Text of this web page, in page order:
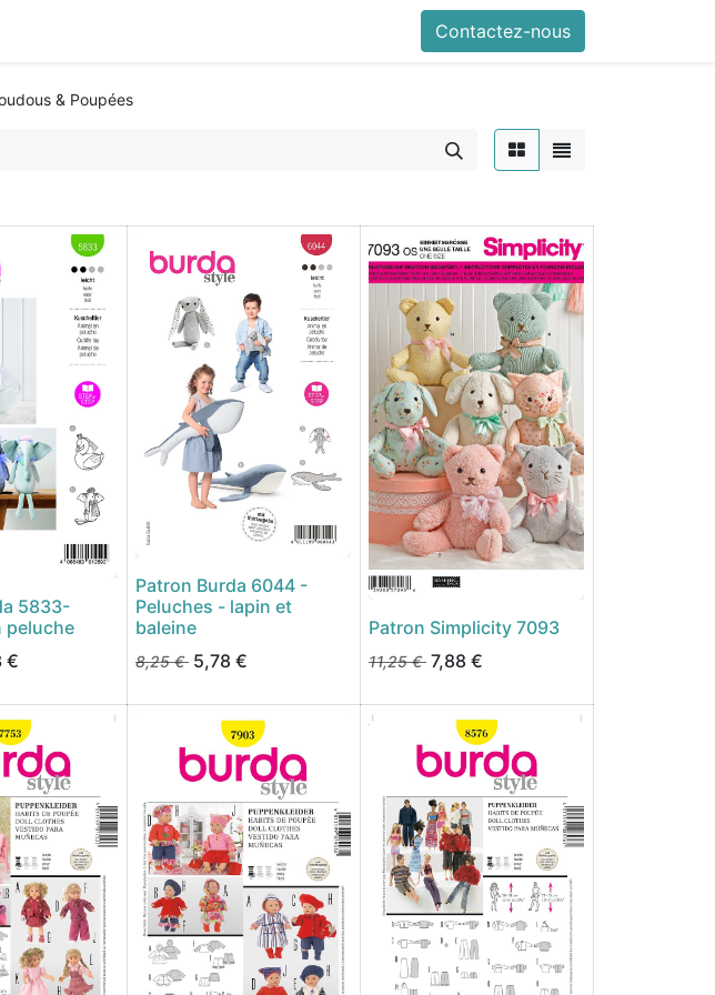
Contactez-nous
& Poupées
5833-
peluche
€
Patron Burda 6044 -
Peluches - lapin et
baleine
8,25€ 5,78 €
Patron Simplicity 7093
11,25€ 7,88 €